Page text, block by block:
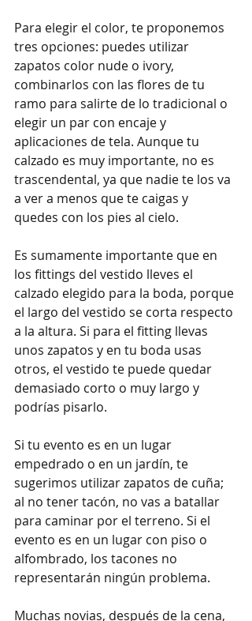
Para elegir el color, te proponemos
tres opciones: puedes utilizar
zapatos color nude o ivory,
combinarlos con las flores de tu
ramo para salirte de lo tradicional o
elegir un par con encaje y
aplicaciones de tela. Aunque tu
calzado es muy importante, no es
trascendental, ya que nadie te los va
a ver a menos que te caigas y
quedes con los pies al cielo.
Es sumamente importante que en
los fittings del vestido lleves el
calzado elegido para la boda, porque
el largo del vestido se corta respecto
a la altura. Si para el fitting llevas
unos zapatos y en tu boda usas
otros, el vestido te puede quedar
demasiado corto o muy largo y
podrías pisarlo.
Si tu evento es en un lugar
empedrado o en un jardín, te
sugerimos utilizar zapatos de cuña;
al no tener tacón, no vas a batallar
para caminar por el terreno. Si el
evento es en un lugar con piso o
alfombrado, los tacones no
representarán ningún problema.
Muchas novias, después de la cena,